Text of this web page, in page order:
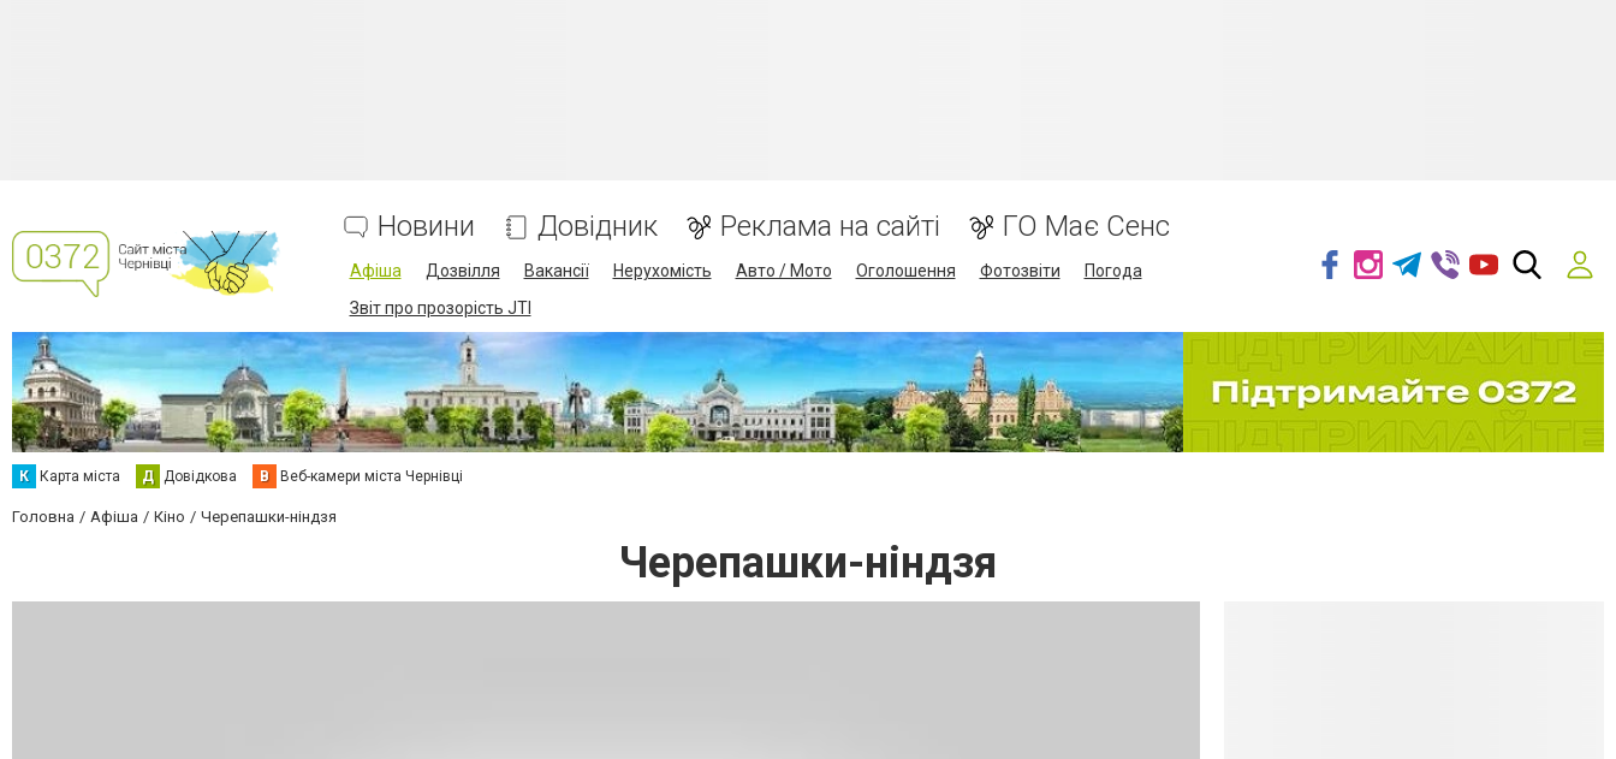
Новини Довідник Реклама на сайті ГО Має Сенс
Афіша Дозвілля Вакансії Нерухомість Авто / Мото Оголошення Фотозвіти
Погода
Звіт про прозорість JTI
К Карта міста Д Довідкова В Веб-камери міста Чернівці
Головна Афіша Кіно Черепашки-ніндзя
Черепашки-ніндзя